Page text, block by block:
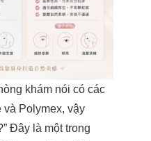
khám nói có các
và Polymex, vậy
Đây là một trong